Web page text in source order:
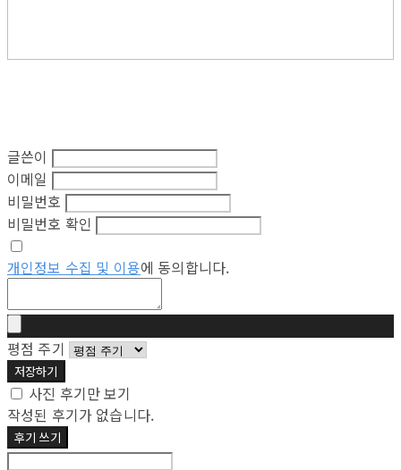
글쓴이
이메일
비밀번호
비밀번호 확인
개인정보 수집 및 이용에 동의합니다.
평점 주기
저장하기
사진 후기만 보기
작성된 후기가 없습니다.
후기 쓰기